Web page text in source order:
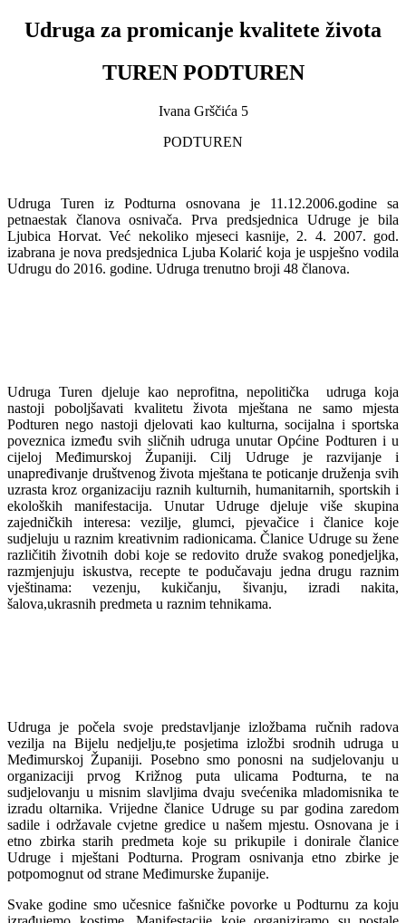
Udruga za promicanje kvalitete života
TUREN PODTUREN
Ivana Grščića 5
PODTUREN
Udruga Turen iz Podturna osnovana je 11.12.2006.godine sa
petnaestak članova osnivača. Prva predsjednica Udruge je bila
Ljubica Horvat. Već nekoliko mjeseci kasnije, 2. 4. 2007. god.
izabrana je nova predsjednica Ljuba Kolarić koja je uspješno vodila
Udrugu do 2016. godine. Udruga trenutno broji 48 članova.
Udruga Turen djeluje kao neprofitna, nepolitička udruga koja
nastoji poboljšavati kvalitetu života mještana ne samo mjesta
Podturen nego nastoji djelovati kao kulturna, socijalna i sportska
poveznica između svih sličnih udruga unutar Općine Podturen i u
cijeloj Međimurskoj Županiji. Cilj Udruge je razvijanje i
unapređivanje društvenog života mještana te poticanje druženja svih
uzrasta kroz organizaciju raznih kulturnih, humanitarnih, sportskih i
ekoloških manifestacija. Unutar Udruge djeluje više skupina
zajedničkih interesa: vezilje, glumci, pjevačice i članice koje
sudjeluju u raznim kreativnim radionicama. Članice Udruge su žene
različitih životnih dobi koje se redovito druže svakog ponedjeljka,
razmjenjuju iskustva, recepte te podučavaju jedna drugu raznim
vještinama: vezenju, kukičanju, šivanju, izradi nakita,
šalova,ukrasnih predmeta u raznim tehnikama.
Udruga je počela svoje predstavljanje izložbama ručnih radova
vezilja na Bijelu nedjelju,te posjetima izložbi srodnih udruga u
Međimurskoj Županiji. Posebno smo ponosni na sudjelovanju u
organizaciji prvog Križnog puta ulicama Podturna, te na
sudjelovanju u misnim slavljima dvaju svećenika mladomisnika te
izradu oltarnika. Vrijedne članice Udruge su par godina zaredom
sadile i održavale cvjetne gredice u našem mjestu. Osnovana je i
etno zbirka starih predmeta koje su prikupile i donirale članice
Udruge i mještani Podturna. Program osnivanja etno zbirke je
potpomognut od strane Međimurske županije.
Svake godine smo učesnice fašničke povorke u Podturnu za koju